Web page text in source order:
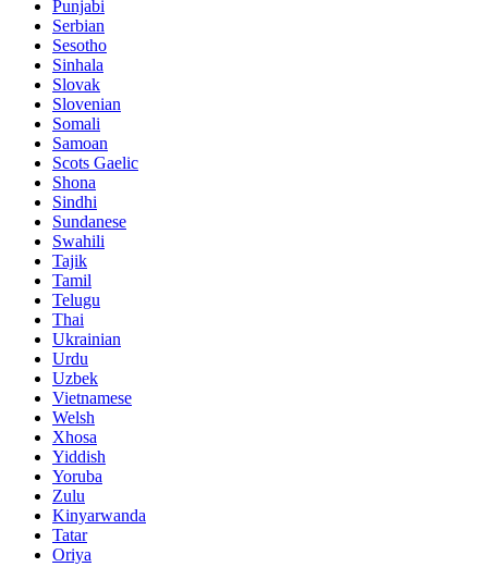
Punjabi
Serbian
Sesotho
Sinhala
Slovak
Slovenian
Somali
Samoan
Scots Gaelic
Shona
Sindhi
Sundanese
Swahili
Tajik
Tamil
Telugu
Thai
Ukrainian
Urdu
Uzbek
Vietnamese
Welsh
Xhosa
Yiddish
Yoruba
Zulu
Kinyarwanda
Tatar
Oriya